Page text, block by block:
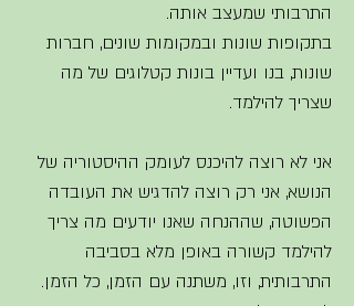
התרבותי שמעצב אותה.
בתקופות שונות ובמקומות שונים, חברות
שונות, בנו ועדיין בונות קטלוגים של מה
שצריך להילמד.
אני לא רוצה להיכנס לעומק ההיסטוריה של
הנושא, אני רק רוצה להדגיש את העובדה
הפשוטה, שההנחה שאנו יודעים מה צריך
להילמד קשורה באופן מלא בסביבה
התרבותית, וזו, משתנה עם הזמן, כל הזמן.